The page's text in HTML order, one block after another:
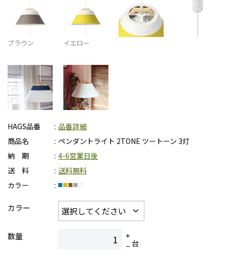
ブラウン イエロー
HAGS品番
品番詳細
商品名
ペンダントライト 2TONE ツートーン 3灯
納 期
4-6営業日後
送 料
送料無料
カラー
カラー
数量
台